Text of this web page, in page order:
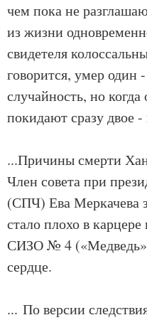
чем пока не
из жизни
свидетеля
говорится, умер один
случайность, но
покидают сразу двое
...Причины смерти
Член совета при
(СПЧ) Ева Меркачева
стало плохо в
СИЗО № 4
сердце.
... По версии